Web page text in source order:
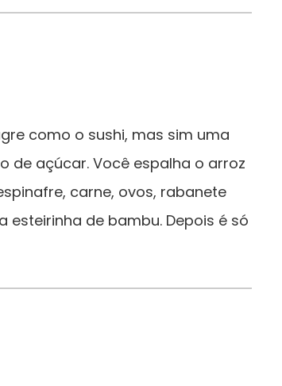
como o sushi, mas sim uma
de açúcar. Você espalha o arroz
carne, ovos, rabanete
de bambu. Depois é só